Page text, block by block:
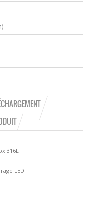
316L
LED